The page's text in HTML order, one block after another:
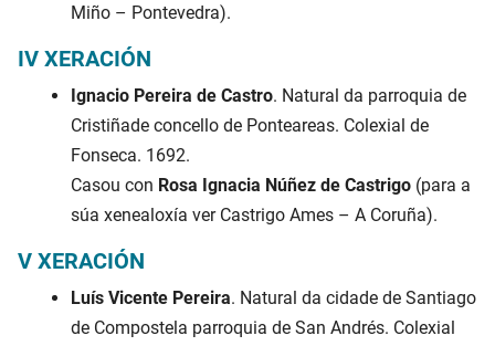
Miño – Pontevedra).
IV XERACIÓN
Ignacio Pereira de Castro. Natural da parroquia de
Cristiñade concello de Ponteareas. Colexial de
Fonseca. 1692.
Casou con Rosa Ignacia Núñez de Castrigo (para a
súa xenealoxía ver Castrigo Ames – A Coruña).
V XERACIÓN
Luís Vicente Pereira. Natural da cidade de Santiago
de Compostela parroquia de San Andrés. Colexial